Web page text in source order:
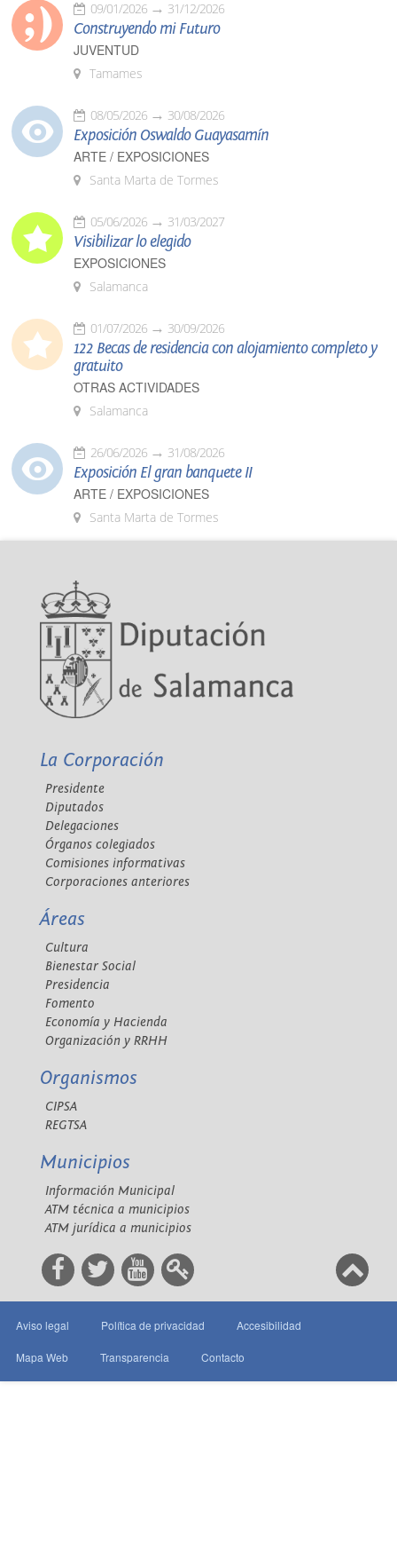
09/01/2026 31/12/2026
Construyendo mi Futuro
JUVENTUD
Tamames
08/05/2026 30/08/2026
Exposición Oswaldo Guayasamín
ARTE / EXPOSICIONES
Santa Marta de Tormes
05/06/2026 31/03/2027
Visibilizar lo elegido
EXPOSICIONES
Salamanca
01/07/2026 30/09/2026
122 Becas de residencia con alojamiento completo y
gratuito
OTRAS ACTIVIDADES
Salamanca
26/06/2026 31/08/2026
Exposición El gran banquete II
ARTE / EXPOSICIONES
Santa Marta de Tormes
La Corporación
Presidente
Diputados
Delegaciones
Órganos colegiados
Comisiones informativas
Corporaciones anteriores
Áreas
Cultura
Bienestar Social
Presidencia
Fomento
Economía y Hacienda
Organización y RRHH
Organismos
CIPSA
REGTSA
Municipios
Información Municipal
ATM técnica a municipios
ATM jurídica a municipios
Aviso legal Política de privacidad Accesibilidad
Mapa Web Transparencia Contacto